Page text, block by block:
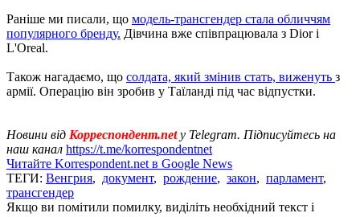
Раніше ми писали, що модель-трансгендер стала обличчям
популярного бренду. Дівчина вже співпрацювала з Dior і
L'Oreal.
Також нагадаємо, що солдата, який змінив стать, виженуть з
армії. Операцію він зробив у Таїланді під час відпустки.
Новини від Корреспондент.net у Telegram. Підписуйтесь на
наш канал https://t.me/korrespondentnet
Читайте Korrespondent.net в Google News
ТЕГИ: Венгрия, документ, рождение, закон, парламент,
трансгендер
Якщо ви помітили помилку, виділіть необхідний текст і